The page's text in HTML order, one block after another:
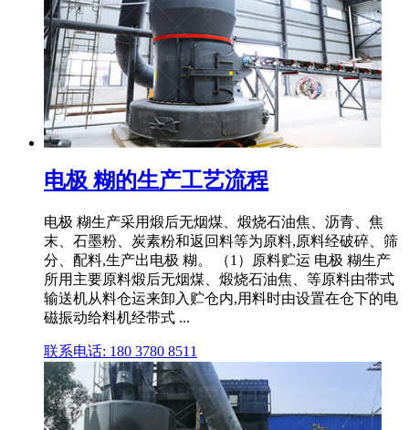
电极 糊的生产工艺流程
电极 糊生产采用煅后无烟煤、煅烧石油焦、沥青、焦
末、石墨粉、炭素粉和返回料等为原料,原料经破碎、筛
分、配料,生产出电极 糊。 （1）原料贮运 电极 糊生产
所用主要原料煅后无烟煤、煅烧石油焦、等原料由带式
输送机从料仓运来卸入贮仓内,用料时由设置在仓下的电
磁振动给料机经带式 ...
联系电话: 180 3780 8511